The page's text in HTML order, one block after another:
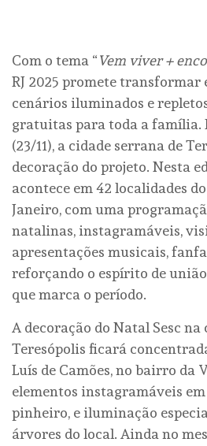
Com o tema “Vem viver +
RJ 2025 promete transformar
cenários iluminados e
gratuitas para toda a família.
(23/11), a cidade serrana de
decoração do projeto. Nesta
acontece em 42 localidades
Janeiro, com uma
natalinas, instagramáveis,
apresentações musicais,
reforçando o espírito de
que marca o período.
A decoração do Natal Sesc na
Teresópolis ficará
Luís de Camões, no bairro da
elementos instagramáveis
pinheiro, e iluminação
árvores do local. Ainda no